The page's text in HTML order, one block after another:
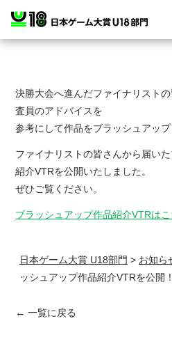
決勝大会へ進んだファイナリスト
査員のアドバイスを
参考にして作品をブラッシュアッ
ファイナリストの皆さんから届い
紹介VTRを公開いたしました。
ぜひご覧ください。
ブラッシュアップ作品紹介VTRはこ
日本ゲーム大賞 U18部門 > お知ら
ッシュアップ作品紹介VTRを公開！
← 一覧に戻る